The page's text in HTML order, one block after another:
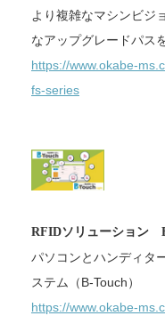
より複雑なマシンビジ
なアップグレードパス
https://www.okabe-
fs-series
RFIDソリューション
パソコンとハンディタ
ステ ム（B-Touch）
https://www.okabe-